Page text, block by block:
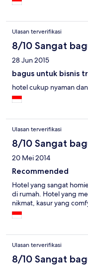
Ulasan terverifikasi
8/10 Sangat
28 Jun 2015
bagus untuk bisnis
hotel cukup nyaman
Ulasan terverifikasi
8/10 Sangat
20 Mei 2014
Recommended
Hotel yang sangat
di rumah. Hotel yang
nikmat, kasur yang
Ulasan terverifikasi
8/10 Sangat